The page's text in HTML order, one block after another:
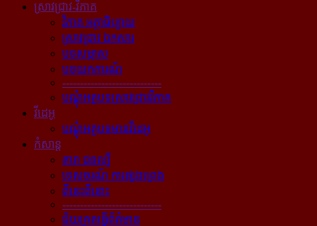
ស្រាវជ្រាវ-វិភាគ
វិភាគ អត្ថាធិប្បាយ
ស្រាវជ្រាវ ឯកសារ
បទសម្ភាស
បទយកការណ៍
----------------------------
បណ្ដុំអត្ថបទស្រាវជ្រាវវិភាគ
វីដេអូ
បណ្ដុំអត្ថបទមានវីដេអូ
កំសាន្ដ
តារា ជនល្បី
ទេសចរណ៍ ការផ្សងព្រេង
ពីនេះពីនោះ
----------------------------
ជ័យគ្រតធ្វើព័ត៌មាន